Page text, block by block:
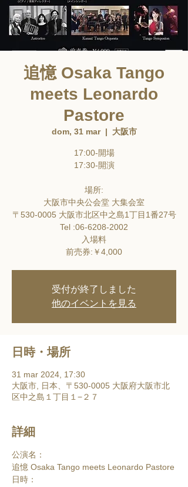
追憶 Osaka Tango
meets Leonardo
Pastore
dom, 31 mar
  |
大阪市
17:00-開場
17:30-開演
場所:
大阪市中央公会堂 大集会室
〒530-0005 大阪市北区中之島1丁目1番27号
Tel :06-6208-2002
入場料
前売券:￥4,000
受付が終了しました
他のイベントを見る
日時・場所
31 mar 2024, 17:30
大阪市, 日本、〒530-0005 大阪府大阪市北
区中之島１丁目１−２７
詳細
公演名：
追憶 Osaka Tango meets Leonardo Pastore
日時：